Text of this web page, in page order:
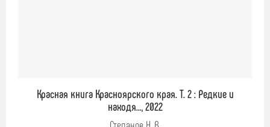
Красная книга Красноярского края. Т. 2 : Редкие и
находя..., 2022